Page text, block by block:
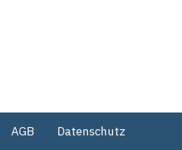
AGB Datenschutz